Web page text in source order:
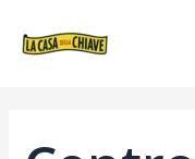
ARTICOLI